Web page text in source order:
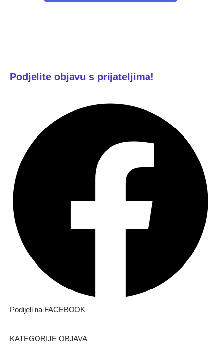
Podjelite objavu s prijateljima!
Podijeli na FACEBOOK
KATEGORIJE OBJAVA